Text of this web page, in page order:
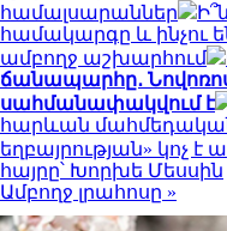
համալսարաններ
համակարգը և ինչու
ամբողջ աշխարհում
ճանապարհը․
սահմանափակվում է
հարևան
եղբայրության» կոչ է
հայրը՝ Խորխե Մեսսին
Ամբողջ լրահոսը »